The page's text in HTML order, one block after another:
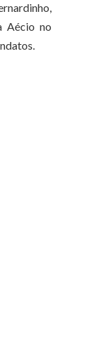
Aécio no